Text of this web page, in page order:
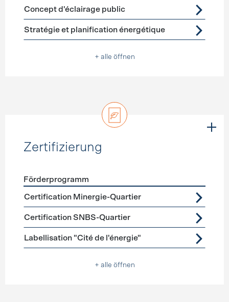
Förderprogramme Strategie und Energieplanung
Concept d'éclairage public
Stratégie et planification énergétique
+ alle öffnen
Zertifizierung
Förderprogramme Zertifizierung
Förderprogramm
Certification Minergie-Quartier
Certification SNBS-Quartier
Labellisation "Cité de l'énergie"
+ alle öffnen